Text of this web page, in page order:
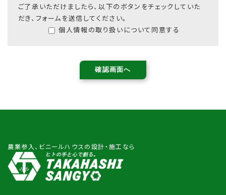
ご了承いただけましたら、以下のボタンをチェックしていた
だき、フォームを送信してください。
個人情報の取り扱いについて同意する
農業参入、ビニールハウスの設計・施工なら